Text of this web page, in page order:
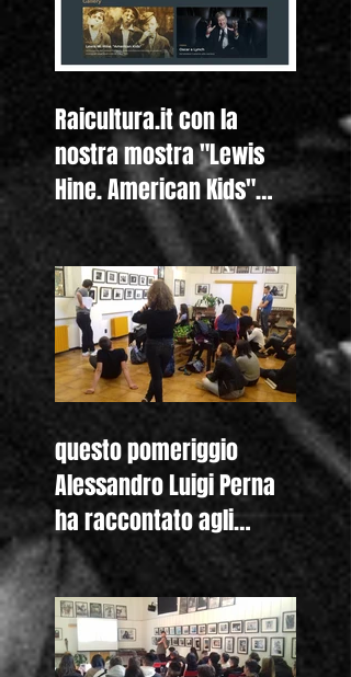
Raicultura.it con la
nostra mostra "Lewis
Hine. American Kids"
anche nella homepage
questo pomeriggio
Alessandro Luigi Perna
ha raccontato agli
studenti del Liceo
Colombini di Piacenza